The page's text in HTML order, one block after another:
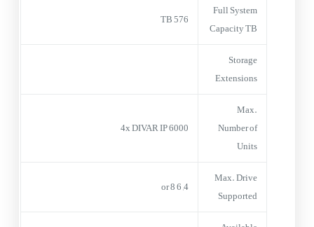
Full System
Capacity TB
576 TB
Storage
Extensions
Max.
Number of
Units
4x DIVAR IP 6000
Max. Drive
Supported
4, 6 or 8